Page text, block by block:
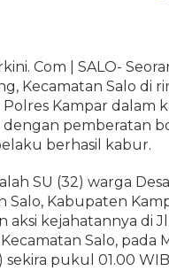
m
a
h
,
W
a
g
S
i
Com | SALO-
Kecamatan Salo di
Kampar dalam
pemberatan
berhasil kabur.
SU (32) warga
Salo, Kabupaten
aksi kejahatannya di
Kecamatan Salo, pada
sekira pukul 01.00